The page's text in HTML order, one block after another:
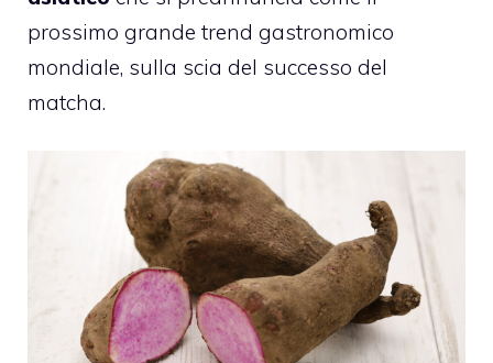
prossimo grande trend gastronomico
mondiale, sulla scia del successo del
matcha.